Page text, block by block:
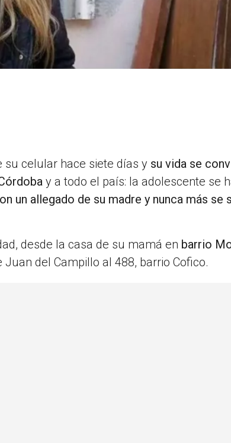
celular hace siete días y su vida se
y a todo el país: la adolescente se
un allegado de su madre y nunca más se
desde la casa de su mamá en barrio
Juan del Campillo al 488, barrio Cofico.